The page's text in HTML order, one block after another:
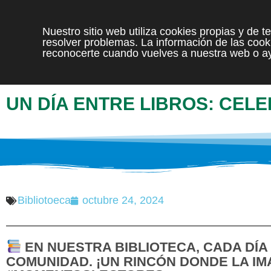
UN DÍA ENTRE LIBROS:
Bibliotoeca octubre 24, 2024
EN NUESTRA BIBLIOTECA, CADA
COMUNIDAD. ¡UN RINCÓN DONDE LA
Nuestro sitio web utiliza cookies propias y de
resolver problemas. La información de las
reconocerte cuando vuelves a nuestra web o